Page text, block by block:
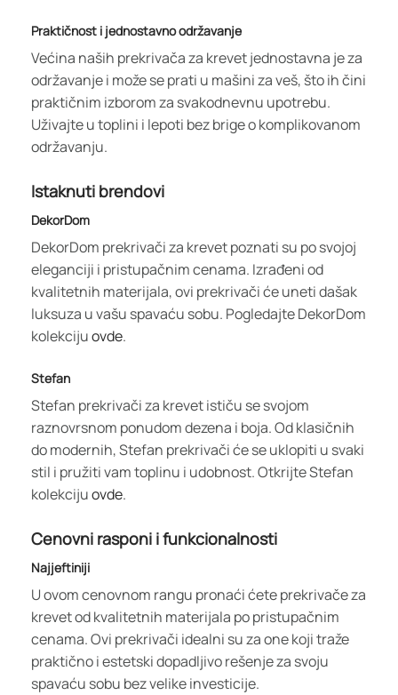
Praktičnost i jednostavno održavanje
Većina naših prekrivača za krevet jednostavna je za
održavanje i može se prati u mašini za veš, što ih čini
praktičnim izborom za svakodnevnu upotrebu.
Uživajte u toplini i lepoti bez brige o komplikovanom
održavanju.
Istaknuti brendovi
DekorDom
DekorDom prekrivači za krevet poznati su po svojoj
eleganciji i pristupačnim cenama. Izrađeni od
kvalitetnih materijala, ovi prekrivači će uneti dašak
luksuza u vašu spavaću sobu. Pogledajte DekorDom
kolekcijuovde.
Stefan
Stefan prekrivači za krevet ističu se svojom
raznovrsnom ponudom dezena i boja. Od klasičnih
do modernih, Stefan prekrivači će se uklopiti u svaki
stil i pružiti vam toplinu i udobnost. Otkrijte Stefan
kolekcijuovde.
Cenovni rasponi i funkcionalnosti
Najjeftiniji
U ovom cenovnom rangu pronaći ćete prekrivače za
krevet od kvalitetnih materijala po pristupačnim
cenama. Ovi prekrivači idealni su za one koji traže
praktično i estetski dopadljivo rešenje za svoju
spavaću sobu bez velike investicije.